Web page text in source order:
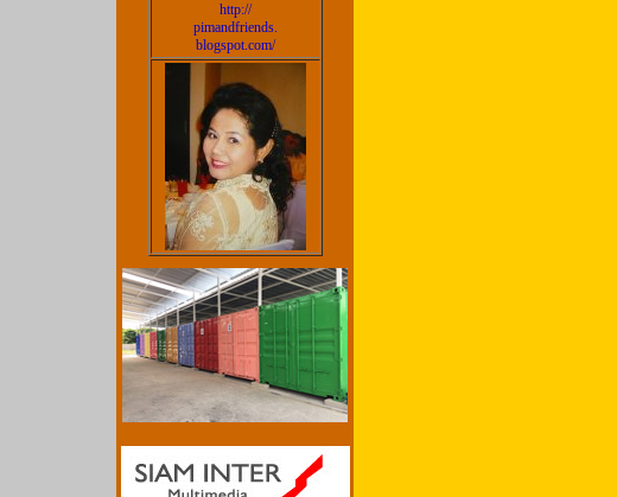
http://
pimandfriends.
blogspot.com/